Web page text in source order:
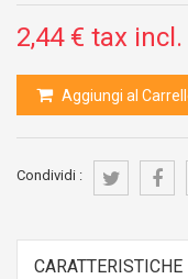
2,44 € tax incl.
Aggiungi al
Condividi :
CARATTERISTICHE